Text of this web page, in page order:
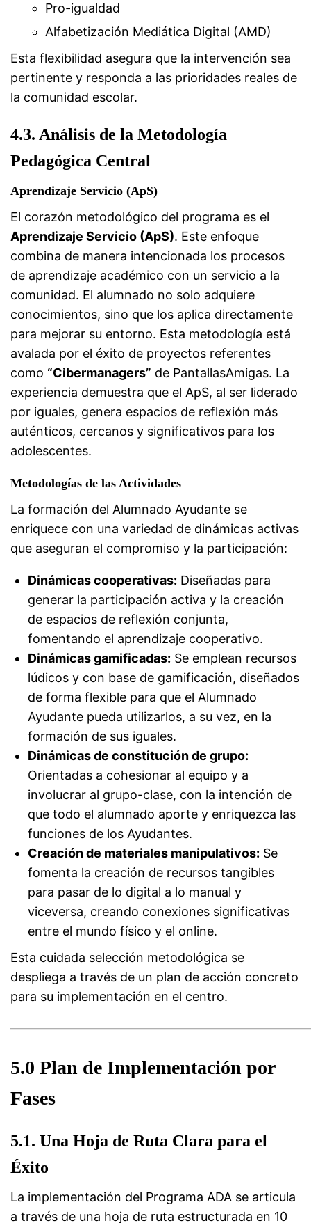
Pro-igualdad
Alfabetización Mediática Digital (AMD)
Esta flexibilidad asegura que la intervención sea
pertinente y responda a las prioridades reales de
la comunidad escolar.
4.3. Análisis de la Metodología
Pedagógica Central
Aprendizaje Servicio (ApS)
El corazón metodológico del programa es el
Aprendizaje Servicio (ApS). Este enfoque
combina de manera intencionada los procesos
de aprendizaje académico con un servicio a la
comunidad. El alumnado no solo adquiere
conocimientos, sino que los aplica directamente
para mejorar su entorno. Esta metodología está
avalada por el éxito de proyectos referentes
como “Cibermanagers” de PantallasAmigas. La
experiencia demuestra que el ApS, al ser liderado
por iguales, genera espacios de reflexión más
auténticos, cercanos y significativos para los
adolescentes.
Metodologías de las Actividades
La formación del Alumnado Ayudante se
enriquece con una variedad de dinámicas activas
que aseguran el compromiso y la participación:
Dinámicas cooperativas: Diseñadas para
generar la participación activa y la creación
de espacios de reflexión conjunta,
fomentando el aprendizaje cooperativo.
Dinámicas gamificadas: Se emplean recursos
lúdicos y con base de gamificación, diseñados
de forma flexible para que el Alumnado
Ayudante pueda utilizarlos, a su vez, en la
formación de sus iguales.
Dinámicas de constitución de grupo:
Orientadas a cohesionar al equipo y a
involucrar al grupo-clase, con la intención de
que todo el alumnado aporte y enriquezca las
funciones de los Ayudantes.
Creación de materiales manipulativos: Se
fomenta la creación de recursos tangibles
para pasar de lo digital a lo manual y
viceversa, creando conexiones significativas
entre el mundo físico y el online.
Esta cuidada selección metodológica se
despliega a través de un plan de acción concreto
para su implementación en el centro.
5.0 Plan de Implementación por
Fases
5.1. Una Hoja de Ruta Clara para el
Éxito
La implementación del Programa ADA se articula
a través de una hoja de ruta estructurada en 10